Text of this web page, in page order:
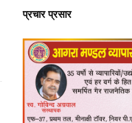
प्रचार प्रसार